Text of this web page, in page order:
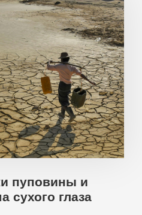
пуповины и
сухого глаза